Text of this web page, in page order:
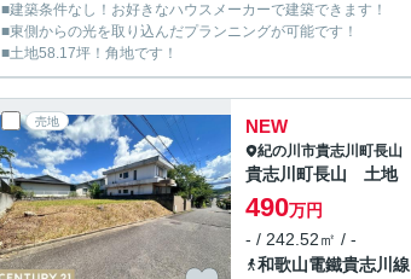
■建築条件なし！お好きなハウスメーカーで建築できます！
■東側からの光を取り込んだプランニングが可能です！
■土地58.17坪！角地です！
売地 NEW
紀の川市貴志川町長山
貴志川町長山 土地
490万円
- / 242.52㎡ / -
和歌山電鐵貴志川線